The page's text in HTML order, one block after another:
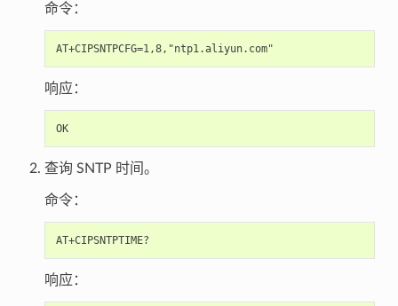
命令：
响应：
OK
查询 SNTP 时间。
命令：
响应：